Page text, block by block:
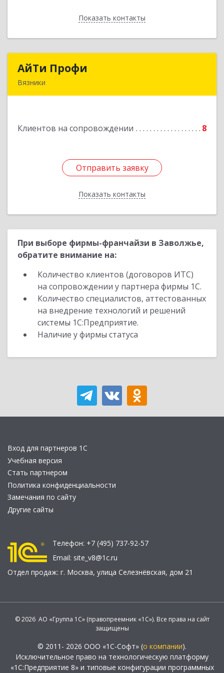
Показать контакты
Назад
АйТи Профи
Вязники
Клиентов на сопровождении 8
Отправить заявку
Показать контакты
Отправить заявку
Назад
При выборе фирмы-франчайзи в Заволжье,
обратите внимание на:
Количество клиентов (договоров ИТС)
на сопровождении у партнера фирмы 1С.
Количество специалистов, аттестованных
на внедрение технологий и решений
системы 1С:Предприятие.
Наличие у фирмы статуса
Вход для партнеров 1С
Учебная версия
Стать партнером
Политика конфиденциальности
Замечания по сайту
Другие сайты
Телефон: +7 (495) 737-92-57
Email: site_v8@1c.ru
Отдел продаж: г. Москва, улица Селезнёвская, дом 21
© 2026 АО «Группа 1С» (правопреемник «1С»). Все права на сайт
защищены
© 2011- 2026 ООО «1С-Софт» (о компании).
Исключительное право на технологическую платформу
«1С:Предприятие 8» и типовые конфигурации программных